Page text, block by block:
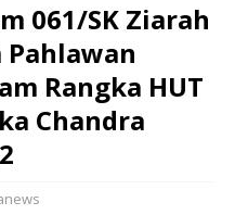
061/SK Ziarah
Pahlawan
Rangka HUT
Chandra